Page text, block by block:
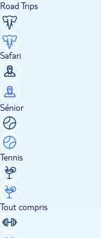
Road Trips
Safari
Sénior
Tennis
Tout compris